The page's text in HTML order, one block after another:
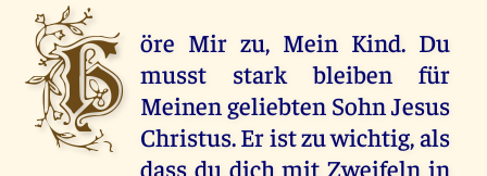
H öre Mir zu, Mein Kind. Du
musst stark bleiben für
Meinen geliebten Sohn Jesus
Christus. Er ist zu wichtig, als
dass du dich mit Zweifeln in